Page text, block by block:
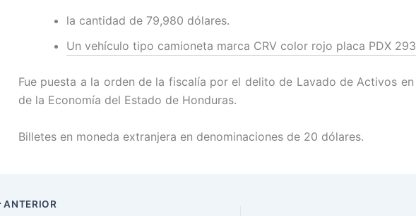
la cantidad de 79,980 dólares.
Un vehículo tipo camioneta marca CRV color rojo placa PDX
Fue puesta a la orden de la fiscalía por el delito de Lavado de Activos en
de la Economía del Estado de Honduras.
Billetes en moneda extranjera en denominaciones de 20 dólares.
ANTERIOR